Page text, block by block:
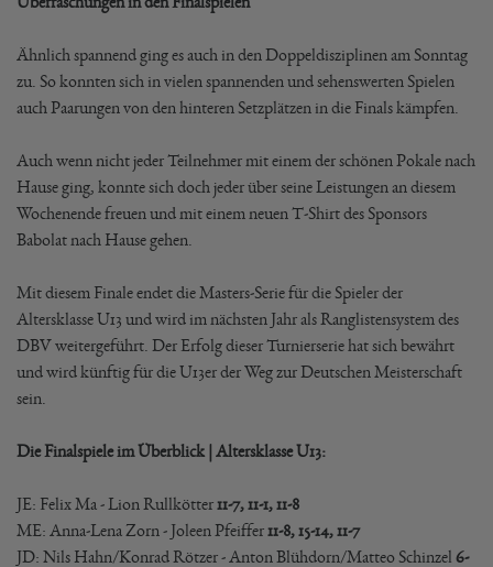
Ähnlich spannend ging es auch in den Doppeldisziplinen am Sonntag
zu. So konnten sich in vielen spannenden und sehenswerten Spielen
auch Paarungen von den hinteren Setzplätzen in die Finals kämpfen.
Auch wenn nicht jeder Teilnehmer mit einem der schönen Pokale nach
Hause ging, konnte sich doch jeder über seine Leistungen an diesem
Wochenende freuen und mit einem neuen T-Shirt des Sponsors
Babolat nach Hause gehen.
Mit diesem Finale endet die Masters-Serie für die Spieler der
Altersklasse U13 und wird im nächsten Jahr als Ranglistensystem des
DBV weitergeführt. Der Erfolg dieser Turnierserie hat sich bewährt
und wird künftig für die U13er der Weg zur Deutschen Meisterschaft
sein.
Die Finalspiele im Überblick | Altersklasse U13:
JE: Felix Ma - Lion Rullkötter11-7, 11-1, 11-8
ME: Anna-Lena Zorn - Joleen Pfeiffer11-8, 15-14, 11-7
JD: Nils Hahn/Konrad Rötzer - Anton Blühdorn/Matteo Schinzel 6-